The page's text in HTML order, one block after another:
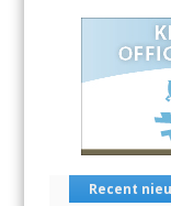
Recent